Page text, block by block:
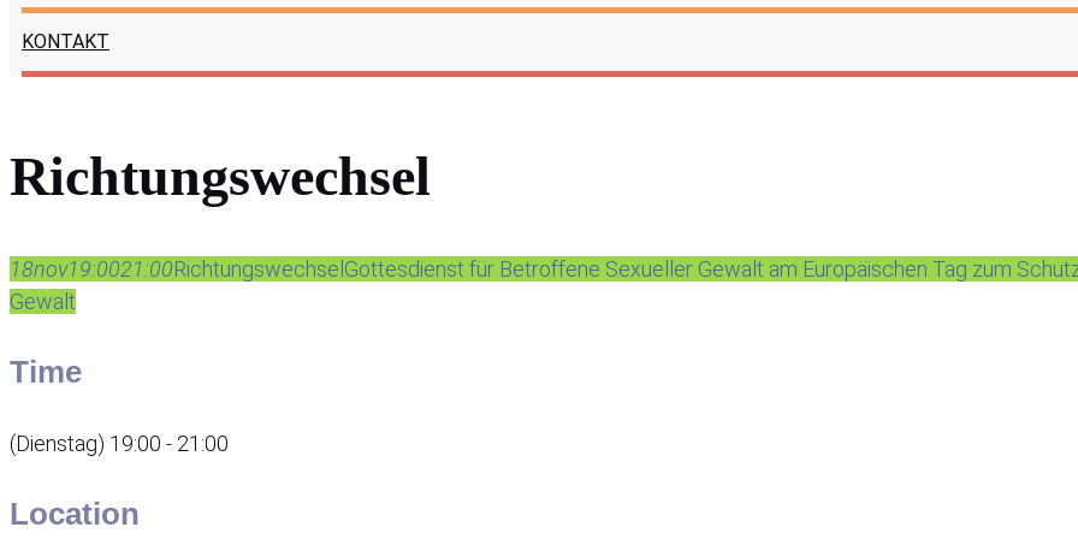
KONTAKT
Richtungswechsel
18nov19:0021:00RichtungswechselGottesdienst für Betroffene Sexueller Gewalt am Europäischen Tag zum
Gewalt
Time
(Dienstag) 19:00 - 21:00
Location